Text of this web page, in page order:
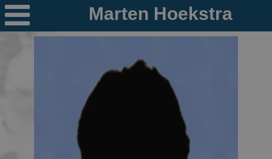

Nieuws
Schaatspeloton.nl